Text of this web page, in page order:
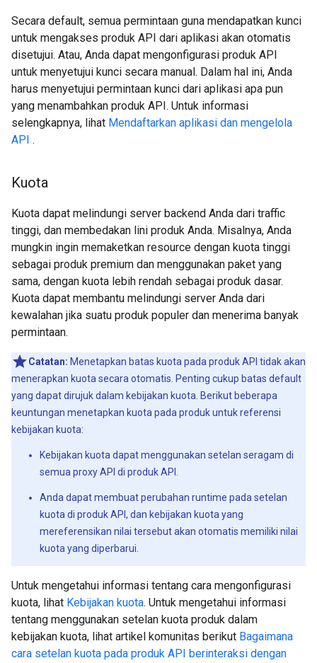
Secara default, semua permintaan guna mendapatkan kunci
untuk mengakses produk API dari aplikasi akan otomatis
disetujui. Atau, Anda dapat mengonfigurasi produk API
untuk menyetujui kunci secara manual. Dalam hal ini, Anda
harus menyetujui permintaan kunci dari aplikasi apa pun
yang menambahkan produk API. Untuk informasi
selengkapnya, lihat Mendaftarkan aplikasi dan mengelola
API .
Kuota
Kuota dapat melindungi server backend Anda dari traffic
tinggi, dan membedakan lini produk Anda. Misalnya, Anda
mungkin ingin memaketkan resource dengan kuota tinggi
sebagai produk premium dan menggunakan paket yang
sama, dengan kuota lebih rendah sebagai produk dasar.
Kuota dapat membantu melindungi server Anda dari
kewalahan jika suatu produk populer dan menerima banyak
permintaan.
Catatan: Menetapkan batas kuota pada produk API tidak akan
menerapkan kuota secara otomatis. Penting cukup batas default
yang dapat dirujuk dalam kebijakan kuota. Berikut beberapa
keuntungan menetapkan kuota pada produk untuk referensi
kebijakan kuota:
Kebijakan kuota dapat menggunakan setelan seragam di
semua proxy API di produk API.
Anda dapat membuat perubahan runtime pada setelan
kuota di produk API, dan kebijakan kuota yang
mereferensikan nilai tersebut akan otomatis memiliki nilai
kuota yang diperbarui.
Untuk mengetahui informasi tentang cara mengonfigurasi
kuota, lihat Kebijakan kuota. Untuk mengetahui informasi
tentang menggunakan setelan kuota produk dalam
kebijakan kuota, lihat artikel komunitas berikut Bagaimana
cara setelan kuota pada produk API berinteraksi dengan